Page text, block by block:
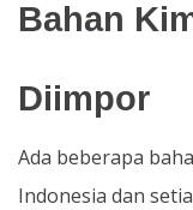
Bahan
Diimpor
Ada beberapa
Indonesia dan